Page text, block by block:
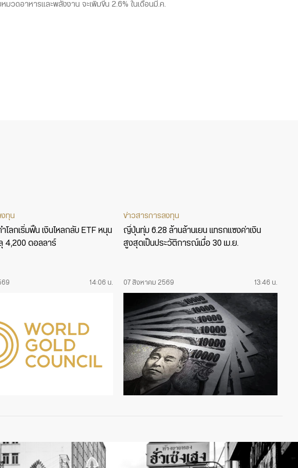
มวดอาหารและพลังงาน จะเพิ่มขึ้น 2.6% ในเดือนมี.ค.
งทุน
โลกเริ่มฟื้น เงินไหลกลับ ETF หนุน
4,200 ดอลลาร์
14:06 น.
ข่าวสารการลงทุน
ญี่ปุ่นทุ่ม 6.28 ล้านล้านเยน แทรกแซงค่าเงิน
สูงสุดเป็นประวัติการณ์เมื่อ 30 เม.ย.
07 สิงหาคม 2569 13:46 น.